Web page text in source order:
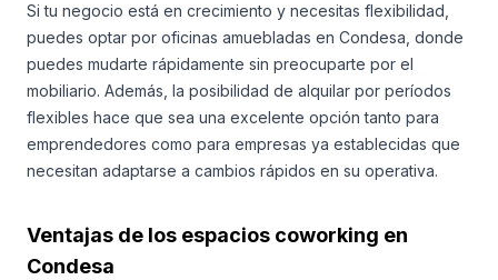
Si tu negocio está en crecimiento y necesitas flexibilidad,
puedes optar por oficinas amuebladas en Condesa, donde
puedes mudarte rápidamente sin preocuparte por el
mobiliario. Además, la posibilidad de alquilar por períodos
flexibles hace que sea una excelente opción tanto para
emprendedores como para empresas ya establecidas que
necesitan adaptarse a cambios rápidos en su operativa.
Ventajas de los espacios coworking en
Condesa